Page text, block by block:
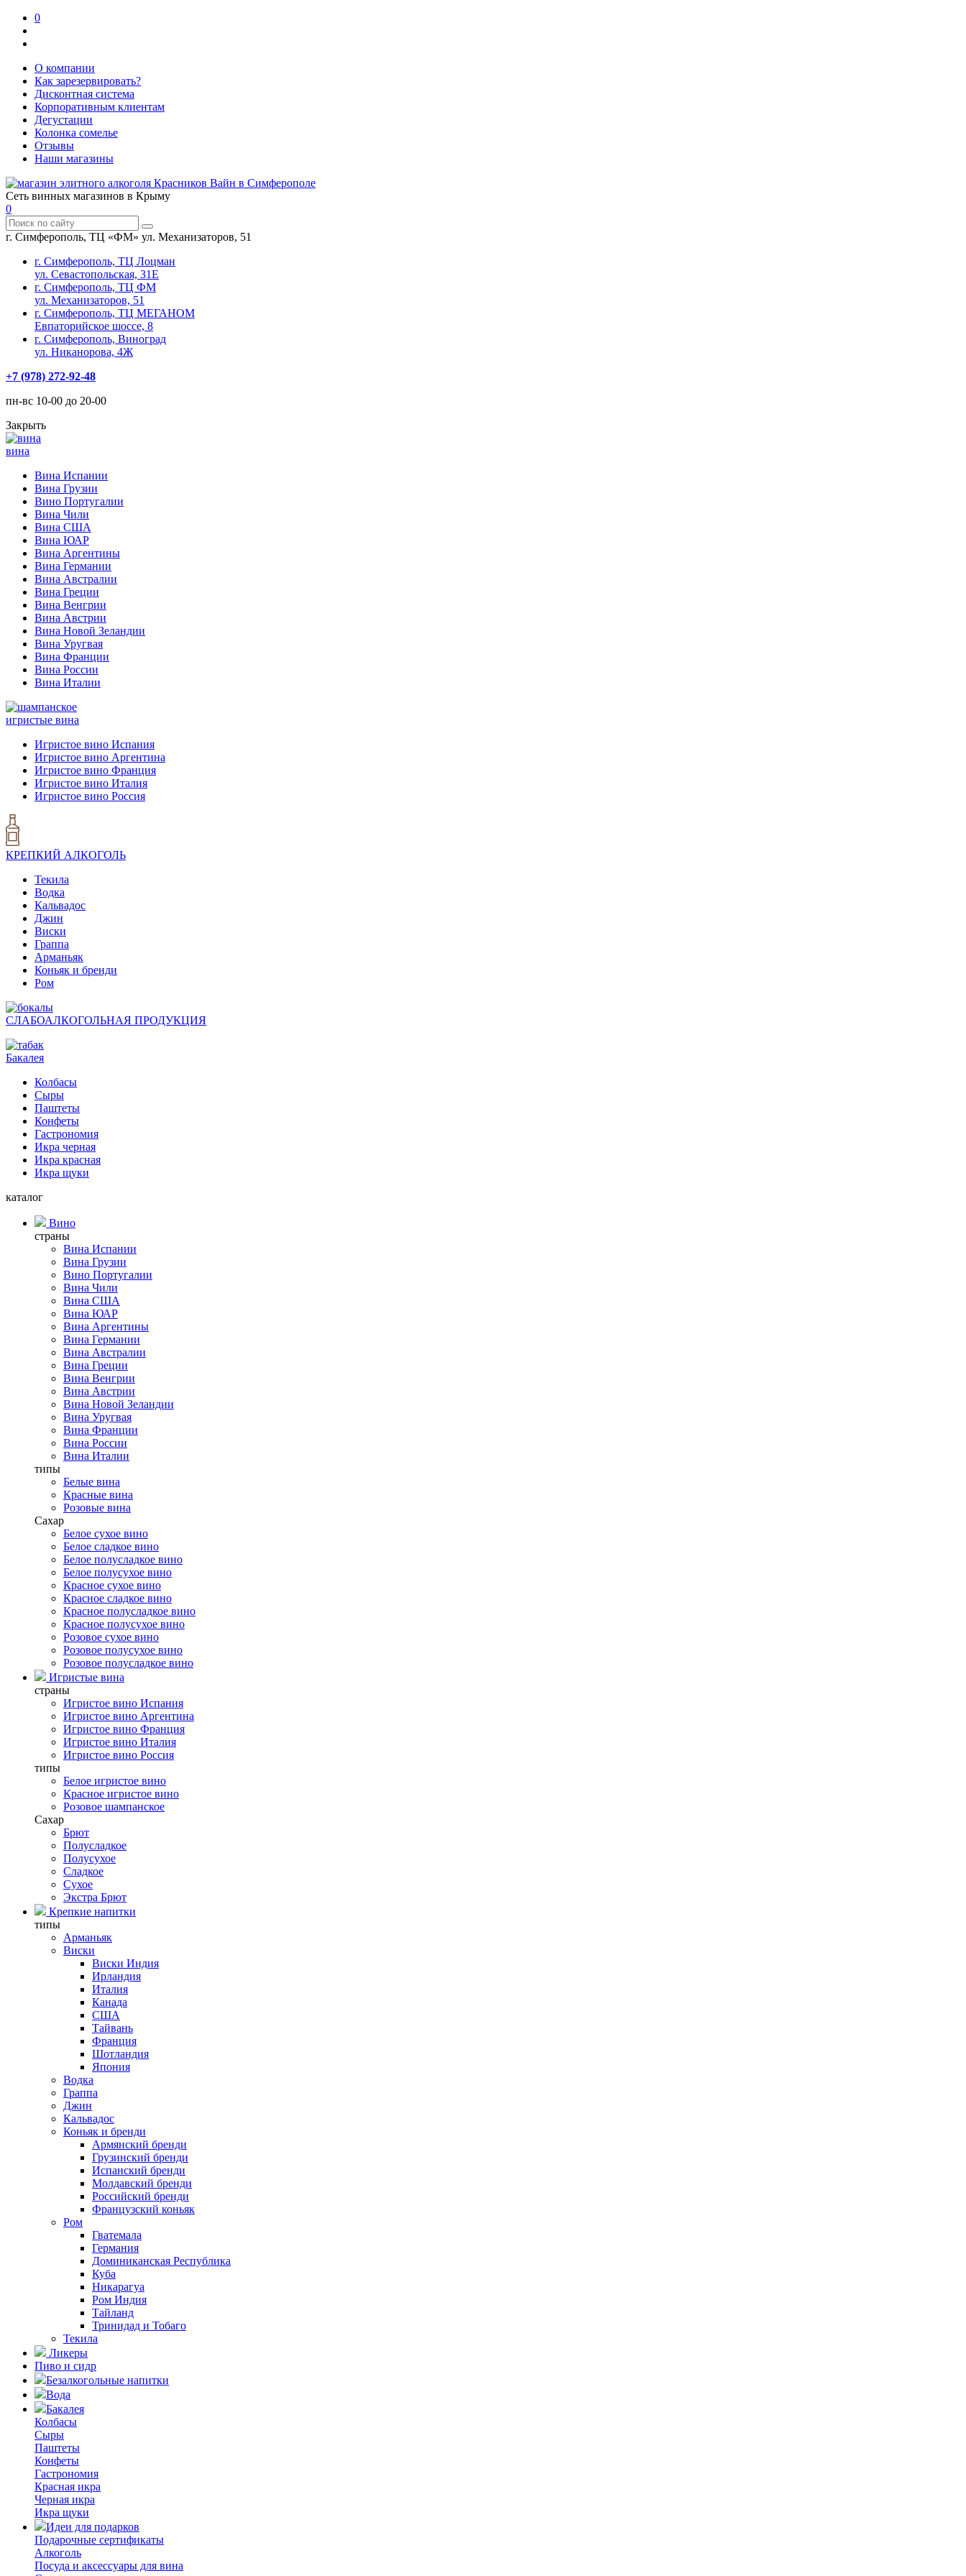
0
О компании
Как зарезервировать?
Дисконтная система
Корпоративным клиентам
Дегустации
Колонка сомелье
Отзывы
Наши магазины
Сеть винных магазинов в Крыму
0
г. Симферополь, ТЦ «ФМ» ул. Механизаторов, 51
г. Симферополь, ТЦ Лоцман
ул. Севастопольская, 31Е
г. Симферополь, ТЦ ФМ
ул. Механизаторов, 51
г. Симферополь, ТЦ МЕГАНОМ
Евпаторийское шоссе, 8
г. Симферополь, Виноград
ул. Никанорова, 4Ж
+7 (978) 272-92-48
пн-вс 10-00 до 20-00
Закрыть
вина
Вина Испании
Вина Грузии
Вино Португалии
Вина Чили
Вина США
Вина ЮАР
Вина Аргентины
Вина Германии
Вина Австралии
Вина Греции
Вина Венгрии
Вина Австрии
Вина Новой Зеландии
Вина Уругвая
Вина Франции
Вина России
Вина Италии
игристые вина
Игристое вино Испания
Игристое вино Аргентина
Игристое вино Франция
Игристое вино Италия
Игристое вино Россия
КРЕПКИЙ АЛКОГОЛЬ
Текила
Водка
Кальвадос
Джин
Виски
Граппа
Арманьяк
Коньяк и бренди
Ром
СЛАБОАЛКОГОЛЬНАЯ ПРОДУКЦИЯ
Бакалея
Колбасы
Сыры
Паштеты
Конфеты
Гастрономия
Икра черная
Икра красная
Икра щуки
каталог
Вино
страны
Вина Испании
Вина Грузии
Вино Португалии
Вина Чили
Вина США
Вина ЮАР
Вина Аргентины
Вина Германии
Вина Австралии
Вина Греции
Вина Венгрии
Вина Австрии
Вина Новой Зеландии
Вина Уругвая
Вина Франции
Вина России
Вина Италии
типы
Белые вина
Красные вина
Розовые вина
Сахар
Белое сухое вино
Белое сладкое вино
Белое полусладкое вино
Белое полусухое вино
Красное сухое вино
Красное сладкое вино
Красное полусладкое вино
Красное полусухое вино
Розовое сухое вино
Розовое полусухое вино
Розовое полусладкое вино
Игристые вина
страны
Игристое вино Испания
Игристое вино Аргентина
Игристое вино Франция
Игристое вино Италия
Игристое вино Россия
типы
Белое игристое вино
Красное игристое вино
Розовое шампанское
Сахар
Брют
Полусладкое
Полусухое
Сладкое
Сухое
Экстра Брют
Крепкие напитки
типы
Арманьяк
Виски
Виски Индия
Ирландия
Италия
Канада
США
Тайвань
Франция
Шотландия
Япония
Водка
Граппа
Джин
Кальвадос
Коньяк и бренди
Армянский бренди
Грузинский бренди
Испанский бренди
Молдавский бренди
Российский бренди
Французский коньяк
Ром
Гватемала
Германия
Доминиканская Республика
Куба
Никарагуа
Ром Индия
Тайланд
Тринидад и Тобаго
Текила
Ликеры
Пиво и сидр
Безалкогольные напитки
Вода
Бакалея
Колбасы
Сыры
Паштеты
Конфеты
Гастрономия
Красная икра
Черная икра
Икра щуки
Идеи для подарков
Подарочные сертификаты
Алкоголь
Посуда и аксессуары для вина